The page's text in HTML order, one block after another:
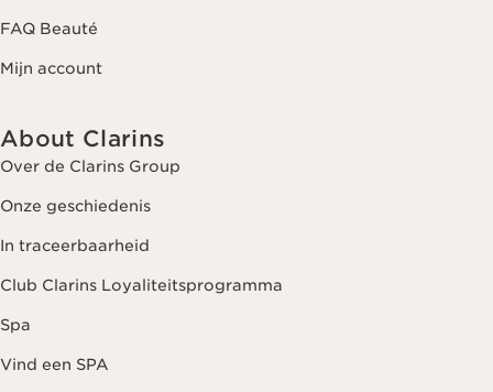
FAQ Beauté
Mijn account
About Clarins
Over de Clarins Group
Onze geschiedenis
In traceerbaarheid
Club Clarins Loyaliteitsprogramma
Spa
Vind een SPA